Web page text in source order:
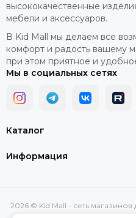
Каталог
Информация
высококачественные
мебели и аксессуаров.
В Kid Mall мы делаем все
комфорт и радость вашему
при этом приятное и
Мы в социальных сетях
2026 © Kid Mall - сеть